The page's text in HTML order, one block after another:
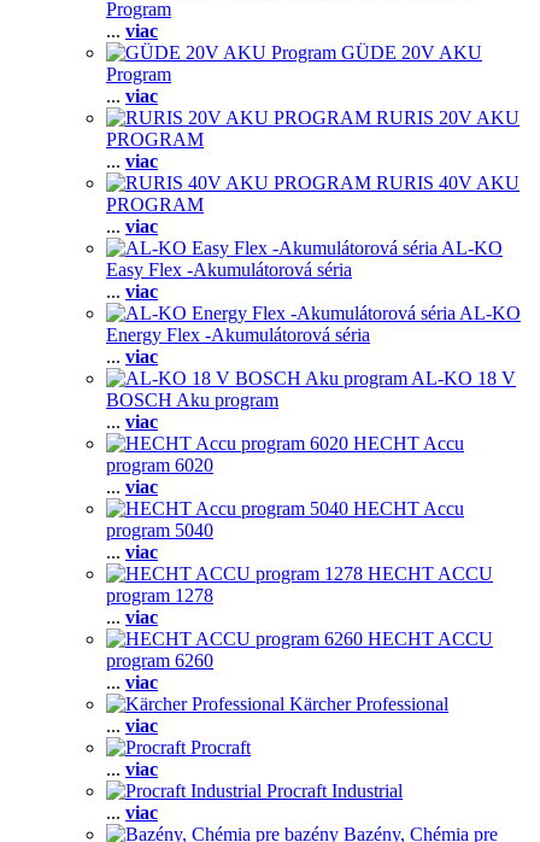
Program
... viac
GÜDE 20V AKU
Program
... viac
RURIS 20V AKU
PROGRAM
... viac
RURIS 40V AKU
PROGRAM
... viac
AL-KO
Easy Flex -Akumulátorová séria
... viac
AL-KO
Energy Flex -Akumulátorová séria
... viac
AL-KO 18 V
BOSCH Aku program
... viac
HECHT Accu
program 6020
... viac
HECHT Accu
program 5040
... viac
HECHT ACCU
program 1278
... viac
HECHT ACCU
program 6260
... viac
Kärcher Professional
... viac
Procraft
... viac
Procraft Industrial
... viac
Bazény, Chémia pre